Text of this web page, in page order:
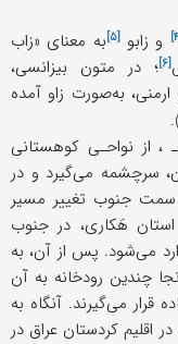
و زابو[۵]
به معنای «زاب
[۶] ؛ در متون بیزانسی،
به‌صورت زاو آمده
بزرگ بـا درازای حدود ۴۶۰ کمـ ، از نواحـی کوهستانی
سرچشمه می‌گیرد و در
جنوب تغییر مسیر
هَکاری، در جنوب
می‌شود. پس از آن، به
چندین رودخانه به آن
قرار می‌گیرند. آنگاه به
اقلیم کردستان عراق در